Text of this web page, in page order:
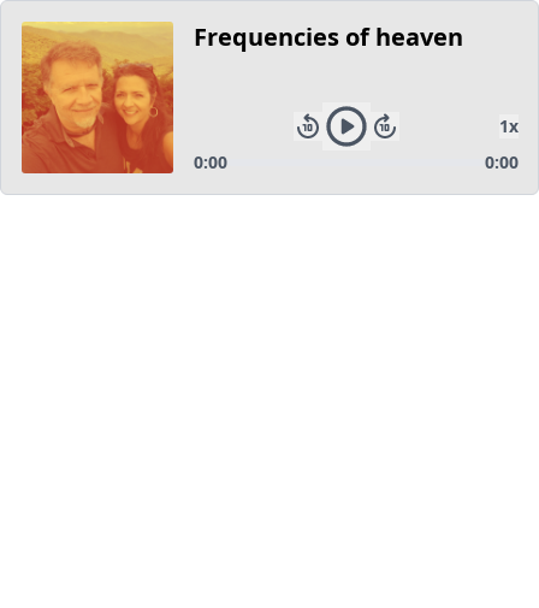
Frequencies of heaven
1x
0:00
0:00